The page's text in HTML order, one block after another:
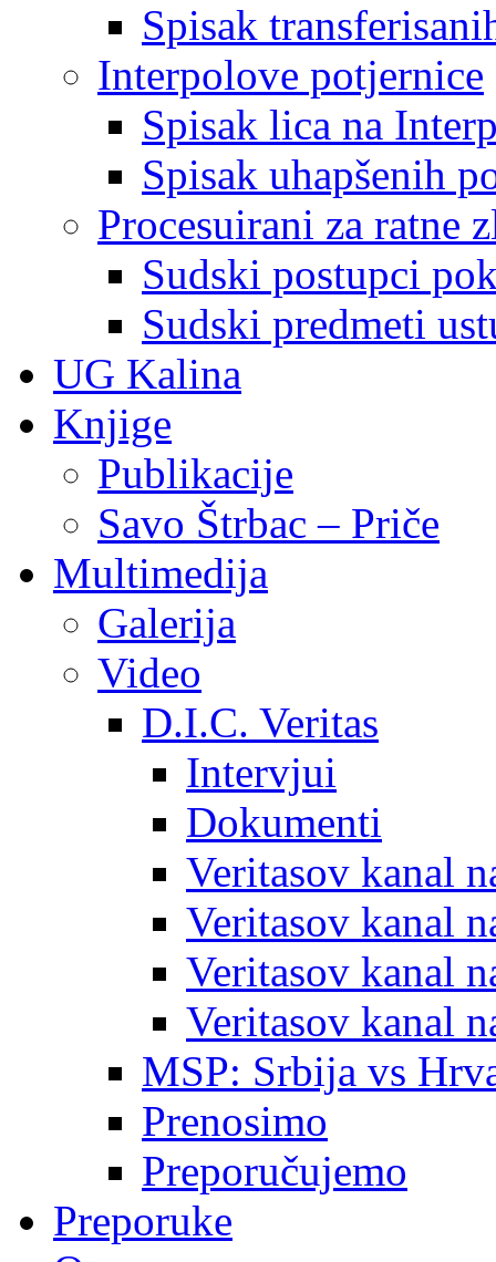
Spisak
Interpolove potjernice
Spisak lica na
Spisak uhapšenih
Procesuirani za ratne
Sudski postupci
Sudski predmeti
UG Kalina
Knjige
Publikacije
Savo Štrbac – Priče
Multimedija
Galerija
Video
D.I.C. Veritas
Intervjui
Dokumenti
Veritasov kanal
Veritasov kanal
Veritasov kanal
Veritasov kanal
MSP: Srbija vs
Prenosimo
Preporučujemo
Preporuke